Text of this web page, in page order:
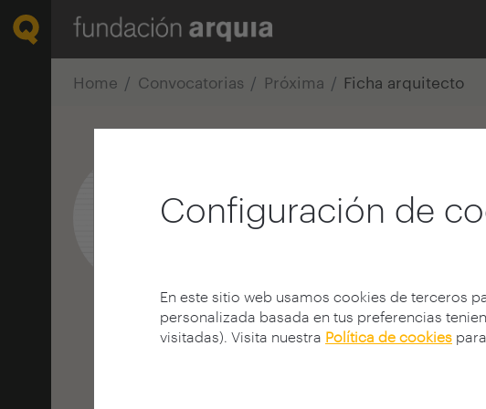
Configuración de
En este sitio web usamos cookies de terceros
personalizada basada en tus preferencias
visitadas). Visita nuestra Política de cookies
Home Convocatorias Próxima Ficha arquitecto
Arquitecto
E.T.S. A - Madrid - UPM